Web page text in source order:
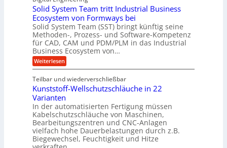
e
n
t
w
i
c
k
e
l
t
l
l
a
g
e
r
t
z
k
n
a
p
p
ü
b
e
r
V
o
r
j
n
a
m
A
r
b
e
i
t
s
m
a
r
k
t
r
i
k
a
a
s
W
a
c
s
t
u
m
s
c
h
a
n
c
Solid System Team tritt Industrial Business
Ecosystem von Formways bei
Solid System Team (SST) bringt künftig seine
Methoden-, Prozess- und Software-Kompetenz
für CAD, CAM und PDM/PLM in das Industrial
Business Ecosystem von…
Weiterlesen:
S
l
i
d
S
y
s
t
e
m
T
Teilbar und wiederverschließbar
Kunststoff-Wellschutzschläuche in 22
Varianten
In der automatisierten Fertigung müssen
Kabelschutzschläuche von Maschinen,
Bearbeitungszentren und CNC-Anlagen
vielfach hohe Dauerbelastungen durch z.B.
Biegewechsel, Feuchtigkeit und Hitze